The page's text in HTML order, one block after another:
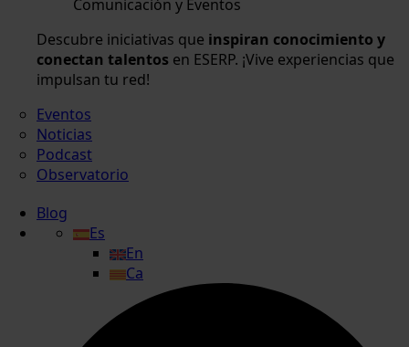
Comunicación y Eventos
Descubre iniciativas que inspiran conocimiento y
conectan talentos en ESERP. ¡Vive experiencias que
impulsan tu red!
Eventos
Noticias
Podcast
Observatorio
Blog
Es
En
Ca